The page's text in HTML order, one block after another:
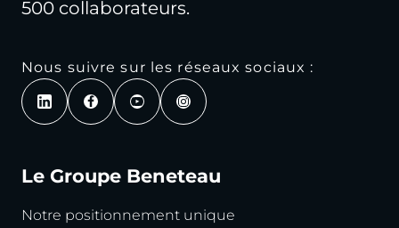
500 collaborateurs.
Nous suivre sur les réseaux sociaux :
Le Groupe Beneteau
Notre positionnement unique